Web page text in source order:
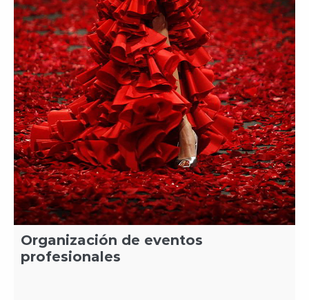
Organización de eventos
profesionales